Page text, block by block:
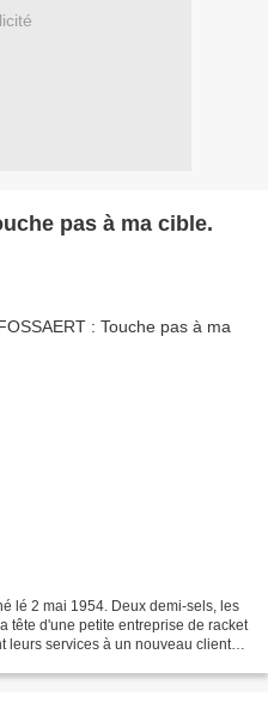
pas à ma cible.
lé 2 mai 1954. Deux demi-sels, les
tête d'une petite entreprise de racket
leurs services à un nouveau client